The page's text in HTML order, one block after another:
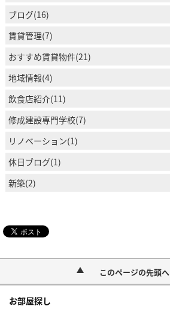
ブログ(16)
賃貸管理(7)
おすすめ賃貸物件(21)
地域情報(4)
飲食店紹介(11)
修成建設専門学校(7)
リノベーション(1)
休日ブログ(1)
新築(2)
このページの先頭へ
お部屋探し